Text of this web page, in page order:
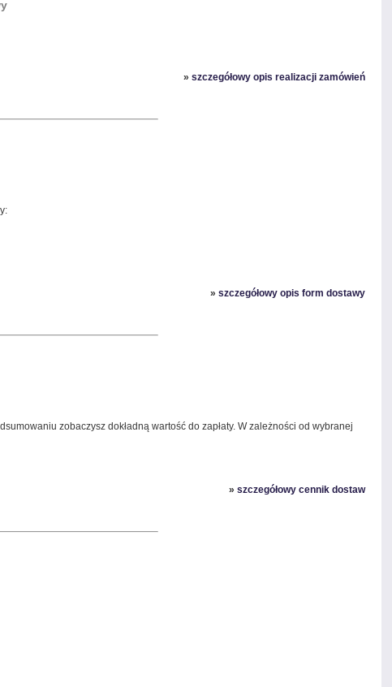
» szczegółowy opis realizacji zamówień
» szczegółowy opis form dostawy
zobaczysz dokładną wartość do zapłaty. W zależności od wybranej
» szczegółowy cennik dostaw